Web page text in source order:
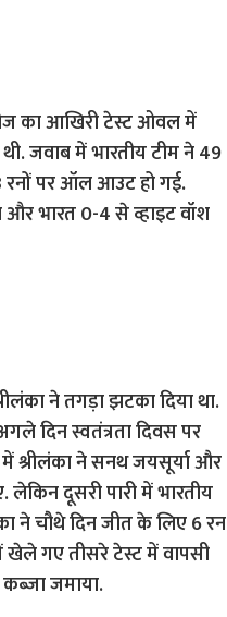
का आखिरी टेस्ट ओवल में
जवाब में भारतीय टीम ने 49
रनों पर ऑल आउट हो गई.
और भारत 0-4 से व्हाइट वॉश
ने तगड़ा झटका दिया था.
दिन स्वतंत्रता दिवस पर
श्रीलंका ने सनथ जयसूर्या और
दूसरी पारी में भारतीय
ने चौथे दिन जीत के लिए 6 रन
खेले गए तीसरे टेस्ट में वापसी
जमाया.